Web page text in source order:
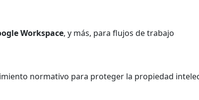
Workspace, y más, para flujos de trabajo
normativo para proteger la propiedad